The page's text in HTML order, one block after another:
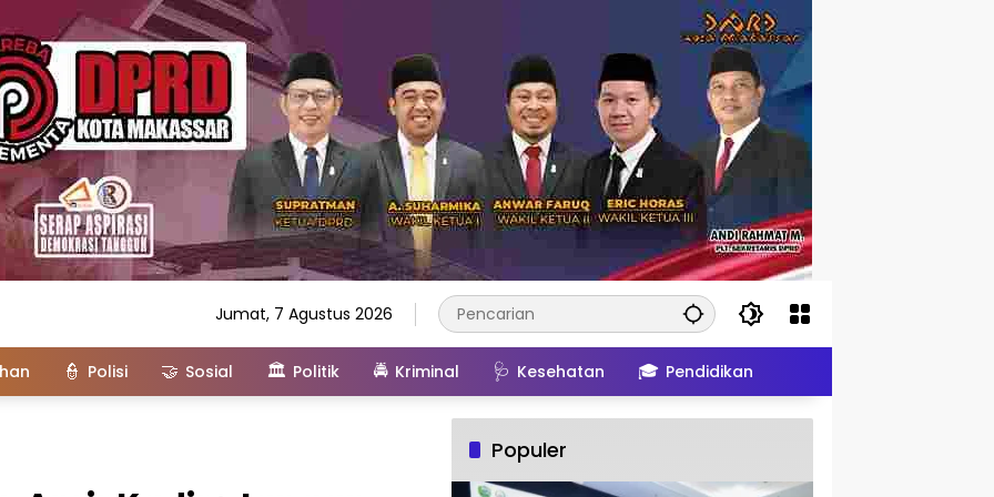
Jumat, 7 Agustus 2026
👮 Polisi 🤝 Sosial 🏛️ Politik 🚔 Kriminal 🩺 Kesehatan 🎓 Pendidikan
Populer